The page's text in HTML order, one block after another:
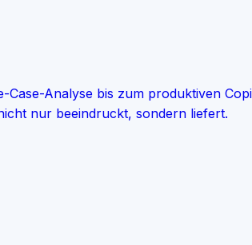
Case-Analyse bis zum produktiven
nur beeindruckt, sondern liefert.